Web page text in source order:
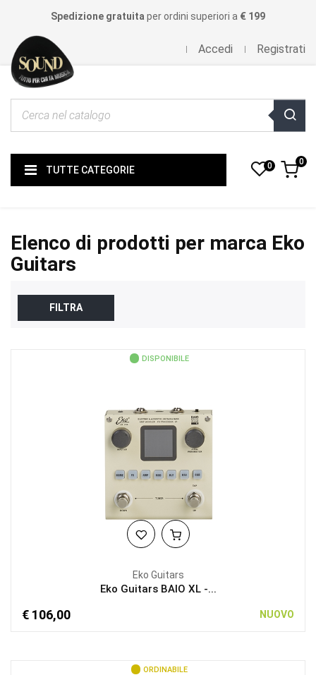
Spedizione gratuita per ordini superiori a € 199
Accedi Registrati
TUTTE CATEGORIE 0 0
Elenco di prodotti per marca Eko
Guitars
FILTRA
DISPONIBILE
Eko Guitars
Eko Guitars BAIO XL -...
€ 106,00 NUOVO
ORDINABILE